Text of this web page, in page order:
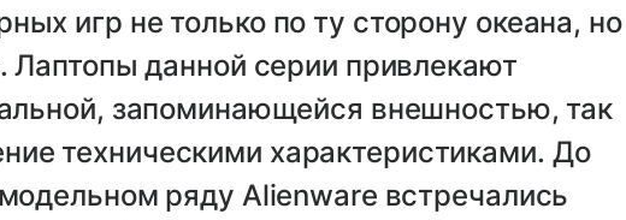
игр не только по ту сторону океана, но
Лаптопы данной серии привлекают
запоминающейся внешностью, так
техническими характеристиками. До
ряду Alienware встречались